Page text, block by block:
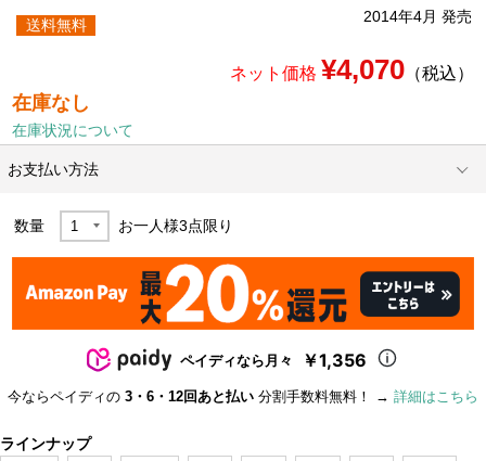
2014年4月 発売
送料無料
ネット価格 ¥4,070（税込）
在庫なし
在庫状況について
お支払い方法
数量 お一人様3点限り
ペイディなら月々 ￥1,356
今ならペイディの 3・6・12回あと払い 分割手数料無料！ → 詳細はこちら
ラインナップ